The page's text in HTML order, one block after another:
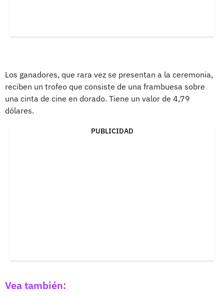
Los ganadores, que rara vez se presentan a la ceremonia,
reciben un trofeo que consiste de una frambuesa sobre
una cinta de cine en dorado. Tiene un valor de 4,79
dólares.
PUBLICIDAD
Vea también: